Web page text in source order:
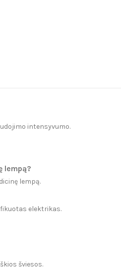
intensyvumo.
lempą?
lempą.
elektrikas.
šviesos.